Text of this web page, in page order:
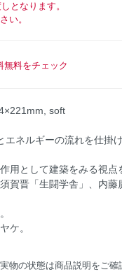
となります。
い。
料をチェック
soft
ネルギーの流れを仕掛
用として建築をみる視点
賀晋「生闘学舎」、内
ケ。
物の状態は商品説明をご確